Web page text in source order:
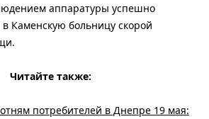
аппаратуры успешно
в Каменскую больницу скорой
Читайте также:
потребителей в Днепре 19 мая: